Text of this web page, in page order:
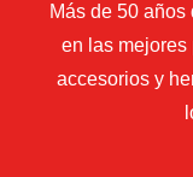
Más de 50
en las mejores
accesorios y